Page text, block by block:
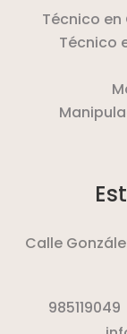
Técnico en
Técnico
Calle
985119049